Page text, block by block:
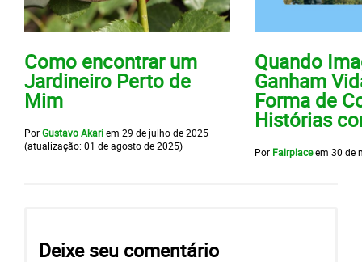
Como encontrar um
Jardineiro Perto de
Mim
PorGustavo Akariem 29 de julho de 2025
(atualização: 01 de agosto de 2025)
Quando
Ganham
Forma de
Histórias
Por Fairplaceem 30 de
Deixe seu comentário